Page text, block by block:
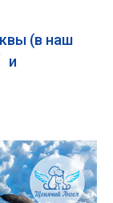
(в наш
и